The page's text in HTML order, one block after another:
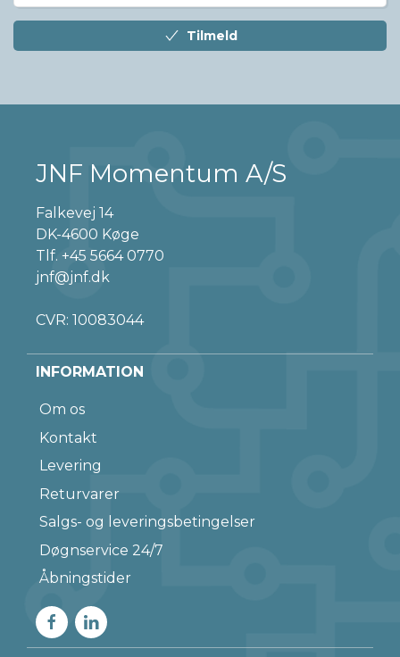
Tilmeld
JNF Momentum A/S
Falkevej 14
DK-4600 Køge
Tlf. +45 5664 0770
jnf@jnf.dk
CVR: 10083044
INFORMATION
Om os
Kontakt
Levering
Returvarer
Salgs- og leveringsbetingelser
Døgnservice 24/7
Åbningstider